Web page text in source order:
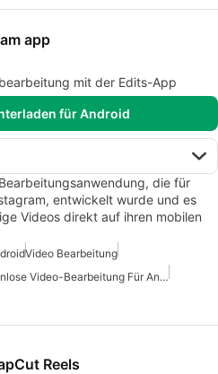
app
mit der Edits-App
für Android
die für
entwickelt wurde und es
Videos direkt auf ihren mobilen
Video Bearbeitung
Kostenlose Video-Bearbeitung Für Android
Reels